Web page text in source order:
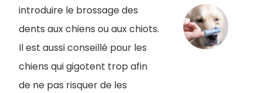
introduire le brossage des
dents aux chiens ou aux chiots.
Il est aussi conseillé pour les
chiens qui gigotent trop afin
de ne pas risquer de les